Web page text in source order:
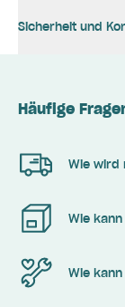
Sicherheit und
Häufige
Wie wird
Wie
Wie